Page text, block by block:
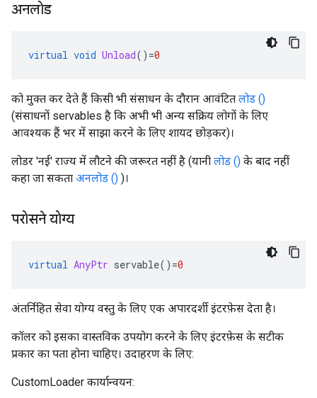
अनलोड
virtual void Unload()=0
को मुक्त कर देते हैं किसी भी संसाधन के दौरान आवंटित लोड ()
(संसाधनों servables है कि अभी भी अन्य सक्रिय लोगों के लिए
आवश्यक हैं भर में साझा करने के लिए शायद छोड़कर)।
लोडर 'नई' राज्य में लौटने की जरूरत नहीं है (यानी लोड () के बाद नहीं
कहा जा सकता अनलोड () )।
परोसने योग्य
virtual AnyPtr servable()=0
अंतर्निहित सेवा योग्य वस्तु के लिए एक अपारदर्शी इंटरफ़ेस देता है।
कॉलर को इसका वास्तविक उपयोग करने के लिए इंटरफ़ेस के सटीक
प्रकार का पता होना चाहिए। उदाहरण के लिए:
CustomLoader कार्यान्वयन: